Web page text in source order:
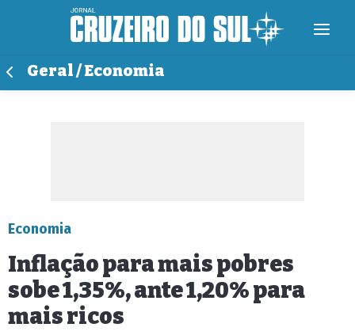
Geral / Economia
Economia
Inflação para mais pobres
sobe 1,35%, ante 1,20% para
mais ricos